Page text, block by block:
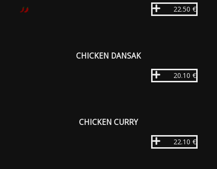
22.50 €
CHICKEN DANSAK
20.10 €
CHICKEN CURRY
22.10 €